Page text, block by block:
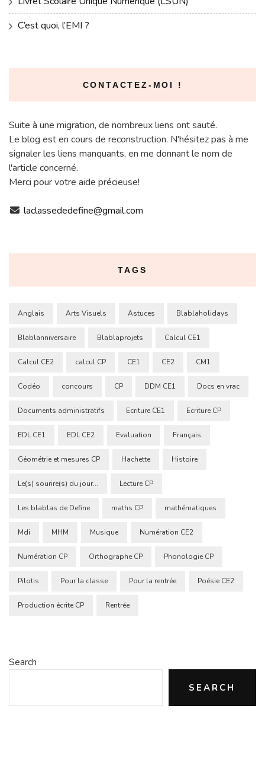
C’est quoi, l’EMI ?
CONTACTEZ-MOI !
Suite à une migration, de nombreux liens ont sauté.
Le blog est en cours de reconstruction. N'hésitez pas à me
signaler les liens manquants, en me donnant le nom de
l'article concerné.
Merci pour votre aide précieuse!
laclassededefine@gmail.com
TAGS
Anglais Arts Visuels Astuces Blablaholidays
Blablanniversaire Blablaprojets Calcul CE1
Calcul CE2 calcul CP CE1 CE2 CM1
Codéo concours CP DDM CE1 Docs en vrac
Documents administratifs Ecriture CE1 Ecriture CP
EDL CE1 EDL CE2 Evaluation Français
Géométrie et mesures CP Hachette Histoire
Le(s) sourire(s) du jour... Lecture CP
Les blablas de Define maths CP mathématiques
Mdi MHM Musique Numération CE2
Numération CP Orthographe CP Phonologie CP
Pilotis Pour la classe Pour la rentrée Poésie CE2
Production écrite CP Rentrée
Search
SEARCH